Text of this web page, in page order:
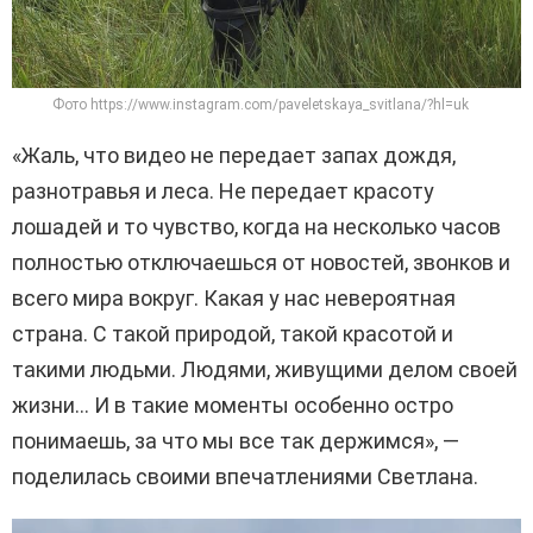
Фото https://www.instagram.com/paveletskaya_svitlana/?hl=uk
«Жаль, что видео не передает запах дождя,
разнотравья и леса. Не передает красоту
лошадей и то чувство, когда на несколько часов
полностью отключаешься от новостей, звонков и
всего мира вокруг. Какая у нас невероятная
страна. С такой природой, такой красотой и
такими людьми. Людями, живущими делом своей
жизни… И в такие моменты особенно остро
понимаешь, за что мы все так держимся», —
поделилась своими впечатлениями Светлана.